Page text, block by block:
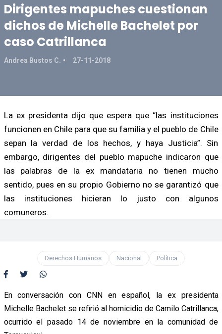
Dirigentes mapuches cuestionan
dichos de Michelle Bachelet por
caso Catrillanca
Andrea Bustos C. 27-11-2018
La ex presidenta dijo que espera que “las instituciones
funcionen en Chile para que su familia y el pueblo de Chile
sepan la verdad de los hechos, y haya Justicia”. Sin
embargo, dirigentes del pueblo mapuche indicaron que
las palabras de la ex mandataria no tienen mucho
sentido, pues en su propio Gobierno no se garantizó que
las instituciones hicieran lo justo con algunos
comuneros.
Derechos Humanos Nacional Política
En conversación con CNN en español, la ex presidenta
Michelle Bachelet se refirió al homicidio de Camilo Catrillanca,
ocurrido el pasado 14 de noviembre en la comunidad de